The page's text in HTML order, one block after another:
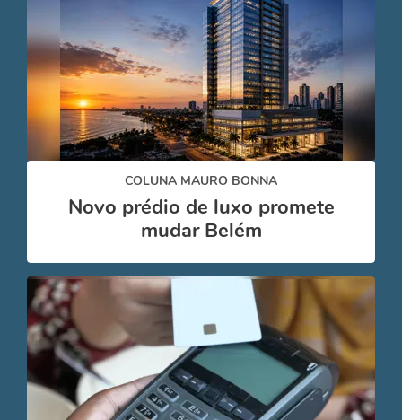
COLUNA MAURO BONNA
Novo prédio de luxo promete
mudar Belém